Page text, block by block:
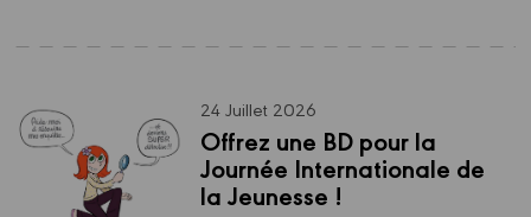
24 Juillet 2026
Offrez une BD pour la
Journée Internationale de
la Jeunesse !